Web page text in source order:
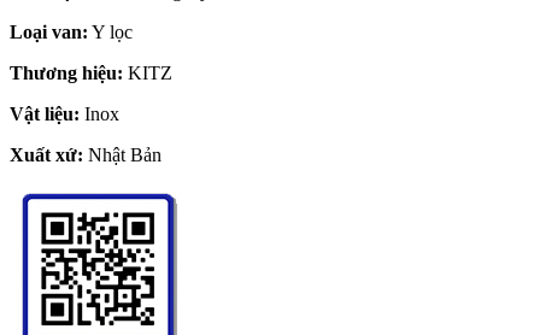
Loại van: Y lọc
Thương hiệu: KITZ
Vật liệu: Inox
Xuất xứ: Nhật Bản